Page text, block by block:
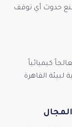
حدوث أي توقف
كيميائياً
لبيئة القاهرة